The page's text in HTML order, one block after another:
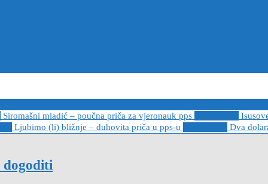
Siromašni mladić – poučna priča za vjeronauk pps
Ljubimo (li) bližnje – duhovita priča u pps-u
Dva
dogoditi